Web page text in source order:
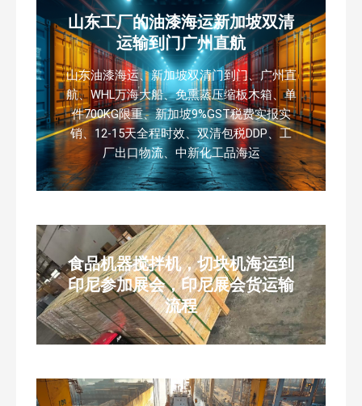
山东工厂的油漆海运新加坡双清
运输到门广州直航
山东油漆海运、新加坡双清门到门、广州直
航、WHL万海大船、免熏蒸压缩板木箱、单
件700KG限重、新加坡9%GST税费实报实
销、12-15天全程时效、双清包税DDP、工
厂出口物流、中新化工品海运
食品机器搅拌机，切块机海运到
印尼参加展会，印尼展会货运输
流程